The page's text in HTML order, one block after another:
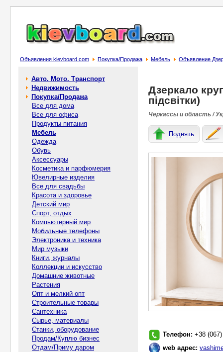
Объявления kievboard.com Покупка/Продажа Мебель Объявление
Авто. Мото. Транспорт
Недвижимость
Покупка/Продажа
Все для дома
Все для офиса
Продукты питания
Мебель
Одежда
Обувь
Аксессуары
Косметика и парфюмерия
Ювелирные изделия
Все для свадьбы
Красота и здоровье
Детский мир
Спорт, отдых
Компьютерный мир
Мобильные телефоны
Электроника и техника
Мир музыки
Книги, журналы
Коллекции и искусство
Домашние животные
Растения
Опт и мелкий опт
Строительные товары
Сантехника
Сырье, материалы
Станки, оборудование
Продам/Куплю бизнес
Отдам/Приму даром
Дзеркало
підсвітки)
Черкассы и область /
Поднять
Телефон: +38
web адрес: